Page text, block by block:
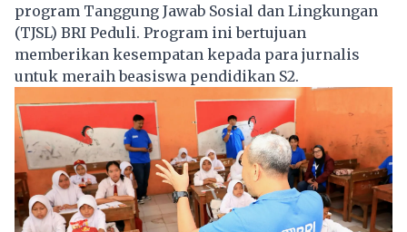
program Tanggung Jawab Sosial dan Lingkungan
(TJSL) BRI Peduli. Program ini bertujuan
memberikan kesempatan kepada para jurnalis
untuk meraih beasiswa pendidikan S2.